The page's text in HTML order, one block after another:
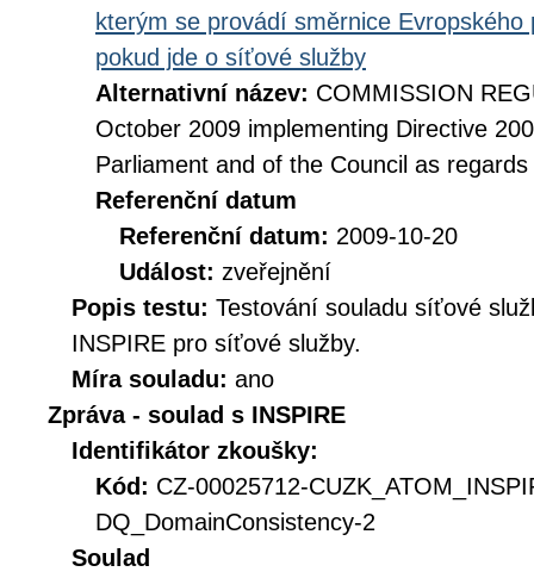
kterým se provádí směrnice
pokud jde o síťové služby
Alternativní název: COMMISSION
October 2009 implementing Directive
Parliament and of the Council as
Referenční datum
Referenční datum: 2009-10-20
Událost: zveřejnění
Popis testu: Testování souladu síťové
INSPIRE pro síťové služby.
Míra souladu: ano
Zpráva - soulad s INSPIRE
Identifikátor zkoušky:
Kód: CZ-00025712-
DQ_DomainConsistency-2
Soulad